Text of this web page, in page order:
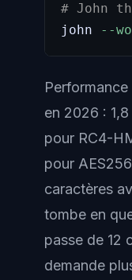
# John
john
--
en 2026 :
pour RC4-
pour
caractères
tombe en
passe de 12
demande